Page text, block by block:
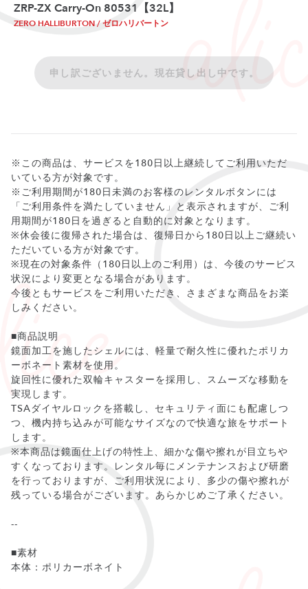
ZRP-ZX Carry-On 80531【32L】
ZERO HALLIBURTON / ゼロハリバートン
申し訳ございません。現在貸し出し中です。
※この商品は、サービスを180日以上継続してご利用いただ
いている方が対象です。
※ご利用期間が180日未満のお客様のレンタルボタンには
「ご利用条件を満たしていません」と表示されますが、ご利
用期間が180日を過ぎると自動的に対象となります。
※休会後に復帰された場合は、復帰日から180日以上ご継続い
ただいている方が対象です。
※現在の対象条件（180日以上のご利用）は、今後のサービス
状況により変更となる場合があります。
今後ともサービスをご利用いただき、さまざまな商品をお楽
しみください。
■商品説明
鏡面加工を施したシェルには、軽量で耐久性に優れたポリカ
ーボネート素材を使用。
旋回性に優れた双輪キャスターを採用し、スムーズな移動を
実現します。
TSAダイヤルロックを搭載し、セキュリティ面にも配慮しつ
つ、機内持ち込みが可能なサイズなので快適な旅をサポート
します。
※本商品は鏡面仕上げの特性上、細かな傷や擦れが目立ちや
すくなっております。レンタル毎にメンテナンスおよび研磨
を行っておりますが、ご利用状況により、多少の傷や擦れが
残っている場合がございます。あらかじめご了承ください。
--
■素材
本体：ポリカーボネイト